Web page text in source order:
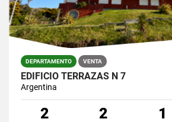
DEPARTAMENTO VENTA
EDIFICIO TERRAZAS N 7
Argentina
2 2 1